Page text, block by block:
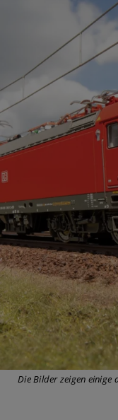
Die Bilder zeigen einige